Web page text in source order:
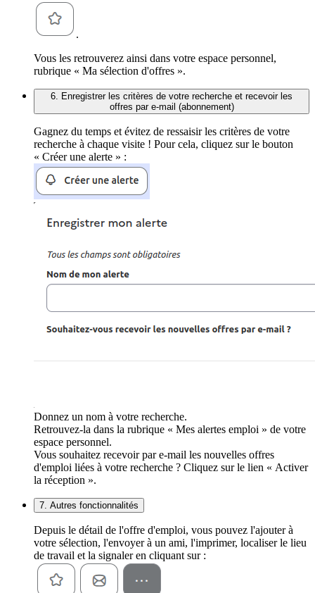
.
Vous les retrouverez ainsi dans votre espace personnel,
rubrique « Ma sélection d'offres ».
6. Enregistrer les critères de votre recherche et recevoir les
offres par e-mail (abonnement)
Gagnez du temps et évitez de ressaisir les critères de votre
recherche à chaque visite ! Pour cela, cliquez sur le bouton
« Créer une alerte » :
Donnez un nom à votre recherche.
Retrouvez-la dans la rubrique « Mes alertes emploi » de votre
espace personnel.
Vous souhaitez recevoir par e-mail les nouvelles offres
d'emploi liées à votre recherche ? Cliquez sur le lien « Activer
la réception ».
7. Autres fonctionnalités
Depuis le détail de l'offre d'emploi, vous pouvez l'ajouter à
votre sélection, l'envoyer à un ami, l'imprimer, localiser le lieu
de travail et la signaler en cliquant sur :